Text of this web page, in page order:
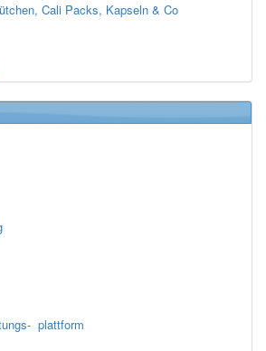
Cali Packs, Kapseln & Co
plattform